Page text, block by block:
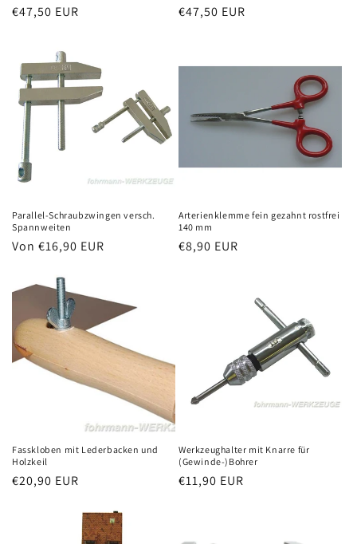
Normaler
€47,50 EUR
Normaler
€47,50 EUR
Parallel-Schraubzwingen versch.
Spannweiten
Normaler
Von €16,90 EUR
Arterienklemme fein gezahnt rostfrei
140 mm
Normaler
€8,90 EUR
Fasskloben mit Lederbacken und
Holzkeil
Normaler
€20,90 EUR
Werkzeughalter mit Knarre für
(Gewinde-)Bohrer
Normaler
€11,90 EUR